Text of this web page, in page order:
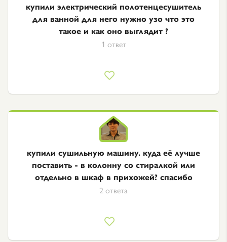
купили электрический полотенцесушитель
для ванной для него нужно узо что это
такое и как оно выглядит ?
1 ответ
купили сушильную машину. куда её лучше
поставить - в колонну со стиралкой или
отдельно в шкаф в прихожей? спасибо
2 ответа